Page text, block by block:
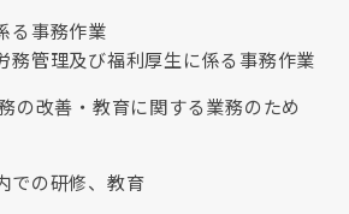
る事務作業
務管理及び福利厚生に係る事務作業
の改善・教育に関する業務のため
での研修、教育